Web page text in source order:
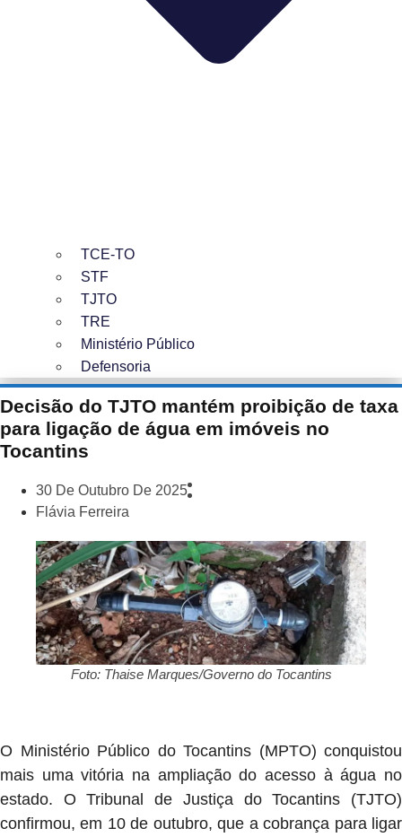
TCE-TO
STF
TJTO
TRE
Ministério Público
Defensoria
Decisão do TJTO mantém proibição de taxa
para ligação de água em imóveis no
Tocantins
30 De Outubro De 2025
Flávia Ferreira
Foto: Thaise Marques/Governo do Tocantins
O Ministério Público do Tocantins (MPTO) conquistou
mais uma vitória na ampliação do acesso à água no
estado. O Tribunal de Justiça do Tocantins (TJTO)
confirmou, em 10 de outubro, que a cobrança para ligar